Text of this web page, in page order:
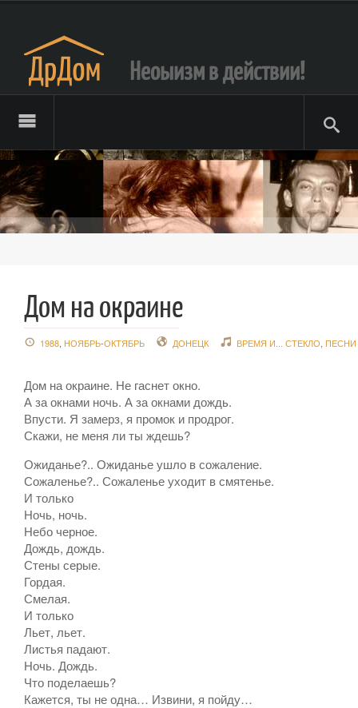
Неоыизм в действии!
Дом на окраине
1988 НОЯБРЬ-ОКТЯБРЬ ДОНЕЦК ВРЕМЯ И... СТЕКЛО ПЕСНИ
Дом на окраине. Не гаснет окно.
А за окнами ночь. А за окнами дождь.
Впусти. Я замерз, я промок и продрог.
Скажи, не меня ли ты ждешь?
Ожиданье?.. Ожиданье ушло в сожаление.
Сожаленье?.. Сожаленье уходит в смятенье.
И только
Ночь, ночь.
Небо черное.
Дождь, дождь.
Стены серые.
Гордая.
Смелая.
И только
Льет, льет.
Листья падают.
Ночь. Дождь.
Что поделаешь?
Кажется, ты не одна… Извини, я пойду…